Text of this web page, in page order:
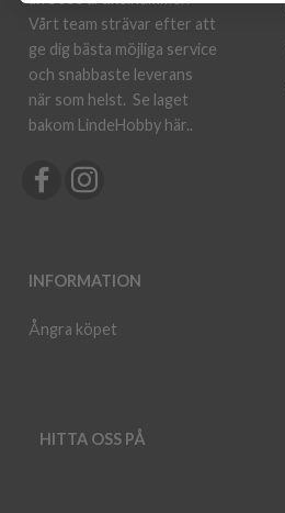
Vårt team strävar efter att
ge dig bästa möjliga service
och snabbaste leverans
när som helst. Se laget
bakom LindeHobby här..
INFORMATION
Ångra köpet
HITTA OSS PÅ